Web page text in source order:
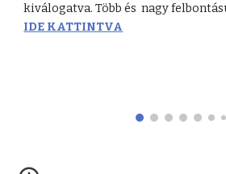
kiválogatva. Több és nagy
IDE KATTINTVA